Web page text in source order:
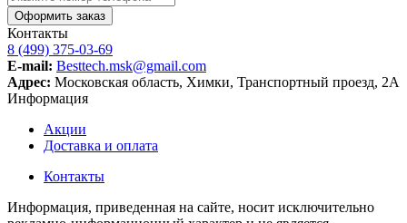
Оформить заказ
Контакты
8 (499) 375-03-69
E-mail: Besttech.msk@gmail.com
Адрес: Московская область, Химки, Транспортный проезд, 2А
Информация
Акции
Доставка и оплата
Контакты
Информация, приведенная на сайте, носит исключительно